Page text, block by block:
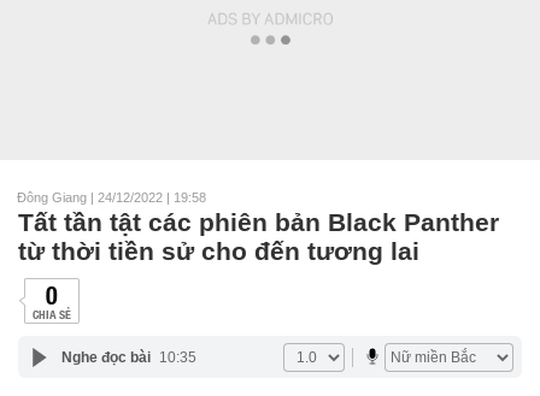
Đông Giang | 24/12/2022 | 19:58
Tất tần tật các phiên bản Black Panther
từ thời tiền sử cho đến tương lai
0
CHIA SẺ
Nghe đọc bài 10:35